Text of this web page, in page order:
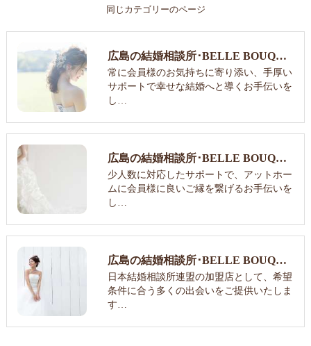
同じカテゴリーのページ
広島の結婚相談所･BELLE BOUQUET 結婚相談所の口コミ情報
常に会員様のお気持ちに寄り添い、手厚い
サポートで幸せな結婚へと導くお手伝いを
し…
広島の結婚相談所･BELLE BOUQUET 結婚相談所の評判
少人数に対応したサポートで、アットホー
ムに会員様に良いご縁を繋げるお手伝いを
し…
広島の結婚相談所･BELLE BOUQUET 結婚相談所のお客様の声
日本結婚相談所連盟の加盟店として、希望
条件に合う多くの出会いをご提供いたしま
す…